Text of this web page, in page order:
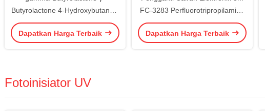
Butyrolactone 4-Hydroxybutanoic
Acid Lactone Kimia Pelarut 96-
48-0 GBL
Dapatkan Harga Terbaik
FC-3283 Perfluorotripropilamina
Cas 338-83-0
Dapatkan Harga Terbaik
Fotoinisiator UV